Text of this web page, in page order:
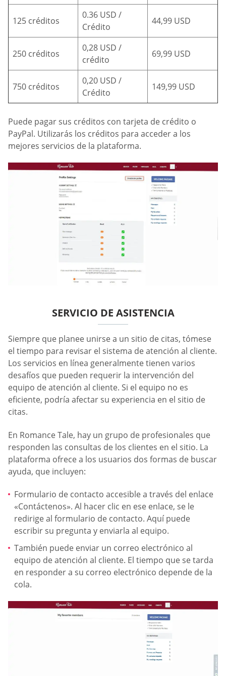
125 créditos
0.36 USD /
Crédito
44,99 USD
250 créditos
0,28 USD /
crédito
69,99 USD
750 créditos
0,20 USD /
Crédito
149,99 USD
Puede pagar sus créditos con tarjeta de crédito o
PayPal. Utilizarás los créditos para acceder a los
mejores servicios de la plataforma.
SERVICIO DE ASISTENCIA
Siempre que planee unirse a un sitio de citas, tómese
el tiempo para revisar el sistema de atención al cliente.
Los servicios en línea generalmente tienen varios
desafíos que pueden requerir la intervención del
equipo de atención al cliente. Si el equipo no es
eficiente, podría afectar su experiencia en el sitio de
citas.
En Romance Tale, hay un grupo de profesionales que
responden las consultas de los clientes en el sitio. La
plataforma ofrece a los usuarios dos formas de buscar
ayuda, que incluyen:
Formulario de contacto accesible a través del enlace
«Contáctenos». Al hacer clic en ese enlace, se le
redirige al formulario de contacto. Aquí puede
escribir su pregunta y enviarla al equipo.
También puede enviar un correo electrónico al
equipo de atención al cliente. El tiempo que se tarda
en responder a su correo electrónico depende de la
cola.